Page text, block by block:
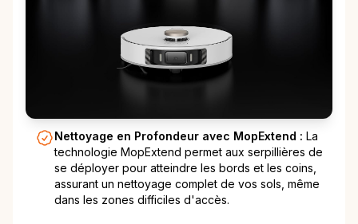
Nettoyage en Profondeur avec MopExtend : La
technologie MopExtend permet aux serpillières de
se déployer pour atteindre les bords et les coins,
assurant un nettoyage complet de vos sols, même
dans les zones difficiles d'accès.